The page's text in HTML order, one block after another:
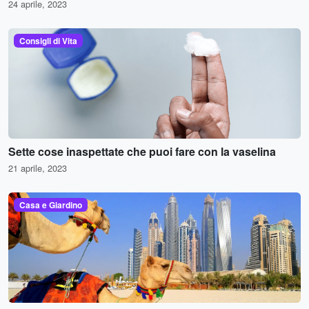
24 aprile, 2023
Consigli di Vita
Sette cose inaspettate che puoi fare con la vaselina
21 aprile, 2023
Casa e Giardino